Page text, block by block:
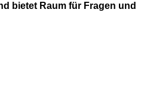
bietet Raum für Fragen und